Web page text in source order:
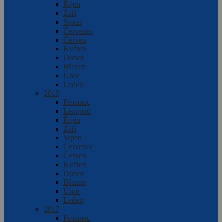
Říjen
Září
Srpen
Červenec
Červen
Květen
Duben
Březen
Únor
Leden
2018
Prosinec
Listopad
Říjen
Září
Srpen
Červenec
Červen
Květen
Duben
Březen
Únor
Leden
2017
Prosinec